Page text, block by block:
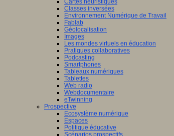
Cartes heuristiques
Classes inversées
Environnement Numérique de Travail
Fablab
Géolocalisation
Images
Les mondes virtuels en éducation
Pratiques collaboratives
Podcasting
Smartphones
Tableaux numériques
Tablettes
Web radio
Webdocumentaire
eTwinning
Prospective
Ecosystème numérique
Espaces
Politique éducative
Scénarios prospectifs